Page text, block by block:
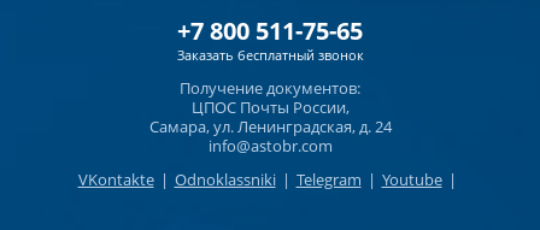
+7 800 511-75-65
Заказать бесплатный звонок
Получение документов:
ЦПОС Почты России,
Самара, ул. Ленинградская, д. 24
info@astobr.com
VKontakte | Odnoklassniki | Telegram | Youtube |